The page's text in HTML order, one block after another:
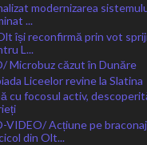
modernizarea
...
își reconfirmă prin vot
L...
Microbuz căzut în Dunăre
Liceelor revine la Slatina
cu focosul activ,
VIDEO/ Acțiune pe
din Olt...